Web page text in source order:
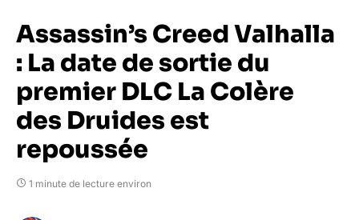
Assassin’s Creed Valhalla
: La date de sortie du
premier DLC La Colère
des Druides est
repoussée
1 minute de lecture environ